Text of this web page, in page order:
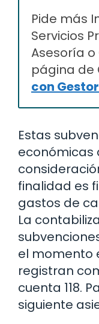
Pide más
Servicios
Asesoría
página de
con
Estas
económicas
finalidad es
gastos de
La
el momento
registran
cuenta 118.
siguiente